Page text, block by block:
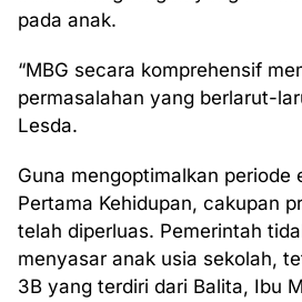
pada anak.
“MBG secara komprehensif
permasalahan yang berlarut-
Lesda.
Guna mengoptimalkan periode
Pertama Kehidupan, cakupan
telah diperluas. Pemerintah
menyasar anak usia sekolah,
3B yang terdiri dari Balita, Ibu